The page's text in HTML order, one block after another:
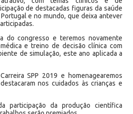
de destacadas figuras da saúde
e no mundo, que deixa antever
do congresso e teremos novamente
e treino de decisão clínica com
de simulação, este ano aplicada a
SPP 2019 e homenagearemos
nos cuidados às crianças e
participação da produção científica